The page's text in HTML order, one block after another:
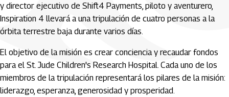
y director ejecutivo de Shift4 Payments, piloto y aventurero,
Inspiration 4 llevará a una tripulación de cuatro personas a la
órbita terrestre baja durante varios días.
El objetivo de la misión es crear conciencia y recaudar fondos
para el St. Jude Children's Research Hospital. Cada uno de los
miembros de la tripulación representará los pilares de la misión:
liderazgo, esperanza, generosidad y prosperidad.